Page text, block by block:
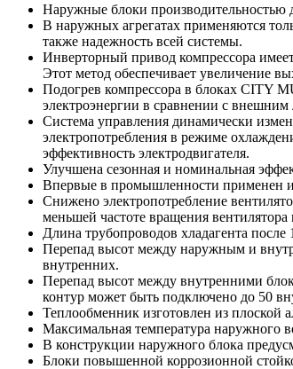
Наружные блоки производительностью
В наружных агрегатах применяются
также надежность всей системы.
Инверторный привод компрессора
Этот метод обеспечивает увеличение
Подогрев компрессора в блоках CITY
электроэнергии в сравнении с внешним
Система управления динамически
электропотребления в режиме
эффективность электродвигателя.
Улучшена сезонная и номинальная
Впервые в промышленности применен
Снижено электропотребление
меньшей частоте вращения
Длина трубопроводов хладагента
Перепад высот между наружным и
внутренних.
Перепад высот между внутренними
контур может быть подключено до 50
Теплообменник изготовлен из плоской
Максимальная температура наружного
В конструкции наружного блока
Блоки повышенной коррозионной